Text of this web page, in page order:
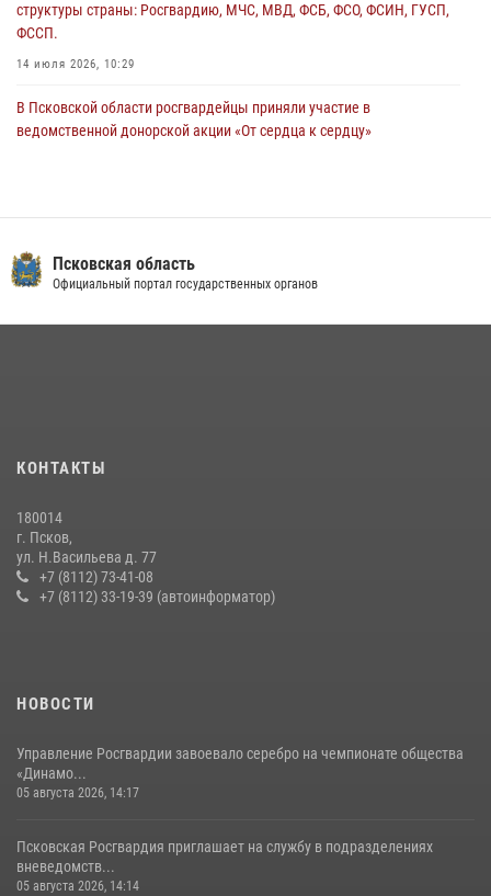
структуры страны: Росгвардию, МЧС, МВД, ФСБ, ФСО, ФСИН, ГУСП,
ФССП.
14 июля 2026, 10:29
В Псковской области росгвардейцы приняли участие в
ведомственной донорской акции «От сердца к сердцу»
13 июля 2026, 05:29
церемонии
Росгвардейцы одержали победу
Сотрудники вневедомственной охраны Росгвардии пресекли
хищение в магазине в Пскове
16 июля 2026, 10:24
22 июля 2026, 10:19
Псковская область
Официальный портал государственных органов
КОНТАКТЫ
180014
г. Псков,
ул. Н.Васильева д. 77
+7 (8112) 73-41-08
+7 (8112) 33-19-39 (автоинформатор)
НОВОСТИ
Управление Росгвардии завоевало серебро на чемпионате общества
«Динамо...
05 августа 2026, 14:17
Псковская Росгвардия приглашает на службу в подразделениях
вневедомств...
05 августа 2026, 14:14